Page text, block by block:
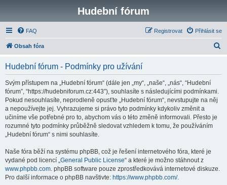
Hudební fórum
FAQ Přihlásit se
Registrovat
Obsah fóra
Hudební fórum - Podmínky pro užívání
Svým přístupem na „Hudební fórum“ (dále jen „my“, „naše“, „nás“, “Hudební
fórum”, “https://hudebniforum.cz:443”), souhlasíte s následujícími podmínkami.
Pokud nesouhlasíte, neprodleně opusťte „Hudební fórum“, nevstupujte na něj
a nepoužívejte jej. Vyhrazujeme si právo tyto podmínky kdykoliv změnit a
učiníme vše potřebné pro to, abychom vás o této změně informovali. Přesto je
rozumné tyto podmínky průběžně sledovat vzhledem k tomu, že používáním
„Hudební fórum“ s nimi souhlasíte.
Naše fóra běží na systému phpBB, což je řešení internetového fóra, které je
vydané pod licencí „General Public License“ a které je možno stáhnout z
www.phpbb.com. phpBB software pouze zprostředkovává internetové diskuze.
Pro další informace o phpBB navštivte: https://www.phpbb.com/.